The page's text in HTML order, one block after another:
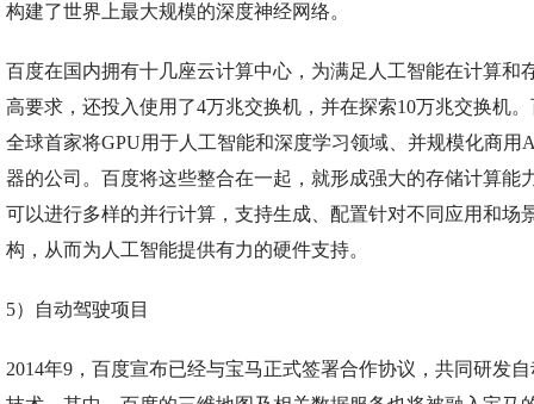
构建了世界上最大规模的深度神经网络。
百度在国内拥有十几座云计算中心，为满足人工智能在计算和
高要求，还投入使用了4万兆交换机，并在探索10万兆交换机
全球首家将GPU用于人工智能和深度学习领域、并规模化商用
器的公司。百度将这些整合在一起，就形成强大的存储计算能
可以进行多样的并行计算，支持生成、配置针对不同应用和场
构，从而为人工智能提供有力的硬件支持。
5）自动驾驶项目
2014年9，百度宣布已经与宝马正式签署合作协议，共同研发